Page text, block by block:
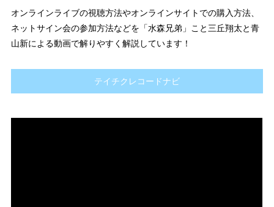
オンラインライブの視聴方法やオンラインサイトでの購入方法、
ネットサイン会の参加方法などを「水森兄弟」こと三丘翔太と青
山新による動画で解りやすく解説しています！
テイチクレコードナビ